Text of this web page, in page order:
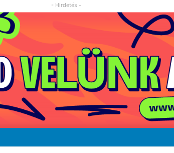
- Hirdetés -